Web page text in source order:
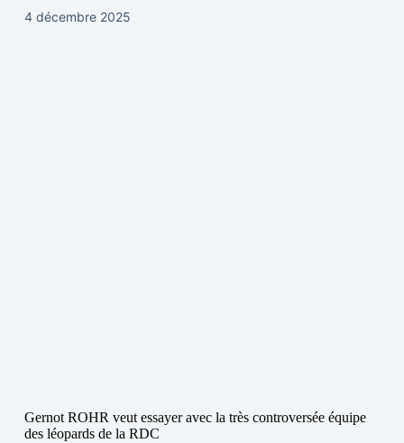
4 décembre 2025
Gernot ROHR veut essayer avec la très controversée équipe
des léopards de la RDC